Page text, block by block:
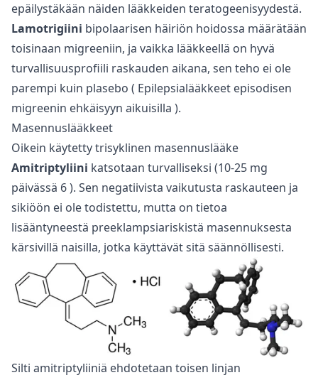
epäilystäkään näiden lääkkeiden teratogeenisyydestä.
Lamotrigiini bipolaarisen häiriön hoidossa määrätään
toisinaan migreeniin, ja vaikka lääkkeellä on hyvä
turvallisuusprofiili raskauden aikana, sen teho ei ole
parempi kuin plasebo ( Epilepsialääkkeet episodisen
migreenin ehkäisyyn aikuisilla ).
Masennuslääkkeet
Oikein käytetty trisyklinen masennuslääke
Amitriptyliini katsotaan turvalliseksi (10-25 mg
päivässä 6). Sen negatiivista vaikutusta raskauteen ja
sikiöön ei ole todistettu, mutta on tietoa
lisääntyneestä preeklampsiariskistä masennuksesta
kärsivillä naisilla, jotka käyttävät sitä säännöllisesti.
Silti amitriptyliiniä ehdotetaan toisen linjan